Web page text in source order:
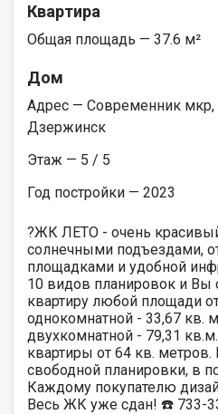
Квартира
Общая площадь — 37.6 м²
Дом
Адрес — Современник мкр,
Дзержинск
Этаж — 5 / 5
Год постройки — 2023
?ЖК ЛЕТО - очень
солнечными подъездами,
площадками и удобной
10 видов планировок и Вы
квартиру любой площади
однокомнатной - 33,67 кв.
двухкомнатной - 79,31
квартиры от 64 кв. метров.
свободной планировки, в
Каждому покупателю
Весь ЖК уже сдан! ☎️ 733-